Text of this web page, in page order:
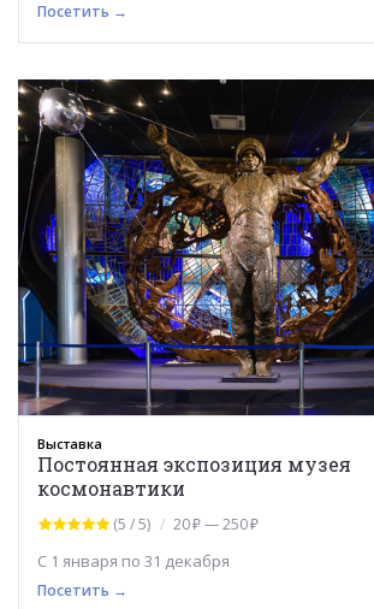
Посетить →
Выставка
Постоянная экспозиция музея
космонавтики
(5 / 5) 20 ₽ — 250 ₽
С 1 января по 31 декабря
Посетить →